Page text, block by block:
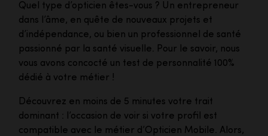
Quel type d’opticien êtes-vous ? Un entrepreneur
dans l’âme, en quête de nouveaux projets et
d’indépendance, ou bien un professionnel de santé
passionné par la santé visuelle. Pour le savoir, nous
vous avons concocté un test de personnalité 100%
dédié à votre métier !
Découvrez en moins de 5 minutes votre trait
dominant : l’occasion de voir si votre profil est
compatible avec le métier d’Opticien Mobile. Alors,